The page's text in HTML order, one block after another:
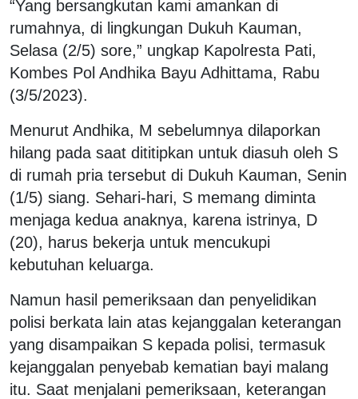
“Yang bersangkutan kami amankan di
rumahnya, di lingkungan Dukuh Kauman,
Selasa (2/5) sore,” ungkap Kapolresta Pati,
Kombes Pol Andhika Bayu Adhittama, Rabu
(3/5/2023).
Menurut Andhika, M sebelumnya dilaporkan
hilang pada saat dititipkan untuk diasuh oleh S
di rumah pria tersebut di Dukuh Kauman, Senin
(1/5) siang. Sehari-hari, S memang diminta
menjaga kedua anaknya, karena istrinya, D
(20), harus bekerja untuk mencukupi
kebutuhan keluarga.
Namun hasil pemeriksaan dan penyelidikan
polisi berkata lain atas kejanggalan keterangan
yang disampaikan S kepada polisi, termasuk
kejanggalan penyebab kematian bayi malang
itu. Saat menjalani pemeriksaan, keterangan